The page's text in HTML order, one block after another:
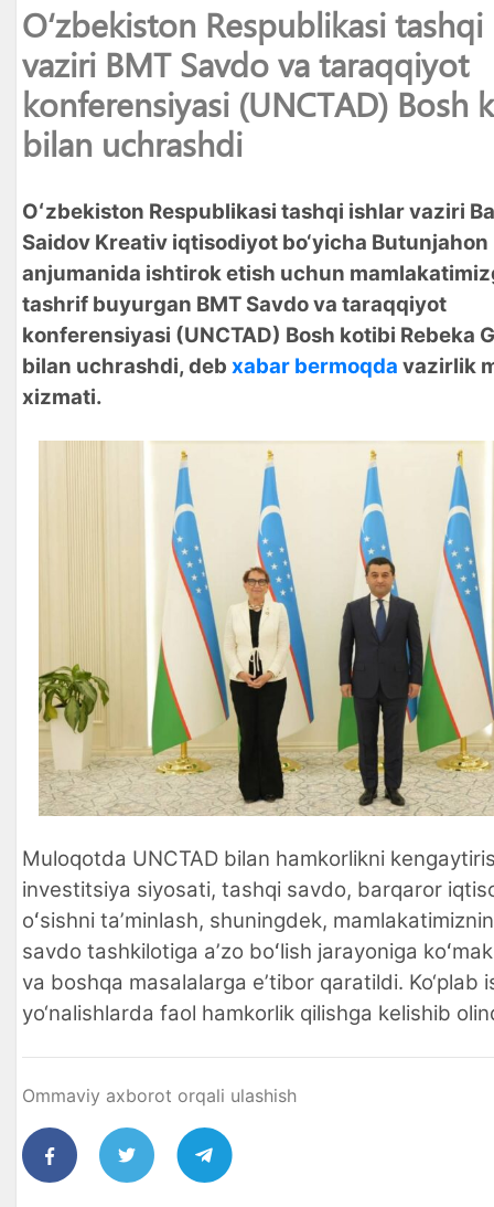
Oʻzbekiston Respublikasi tashqi
vaziri BMT Savdo va taraqqiyot
konferensiyasi (UNCTAD) Bosh
bilan uchrashdi
Oʻzbekiston Respublikasi tashqi ishlar vaziri
Saidov Kreativ iqtisodiyot bo‘yicha Butunjahon
anjumanida ishtirok etish uchun
tashrif buyurgan BMT Savdo va taraqqiyot
konferensiyasi (UNCTAD) Bosh kotibi Rebeka
bilan uchrashdi, deb xabar bermoqda vazirlik
xizmati.
Muloqotda UNCTAD bilan hamkorlikni
investitsiya siyosati, tashqi savdo, barqaror
oʻsishni taʼminlash, shuningdek,
savdo tashkilotiga aʼzo boʻlish jarayoniga
va boshqa masalalarga eʼtibor qaratildi. Ko‘plab
yo‘nalishlarda faol hamkorlik qilishga kelishib
Ommaviy axborot orqali ulashish